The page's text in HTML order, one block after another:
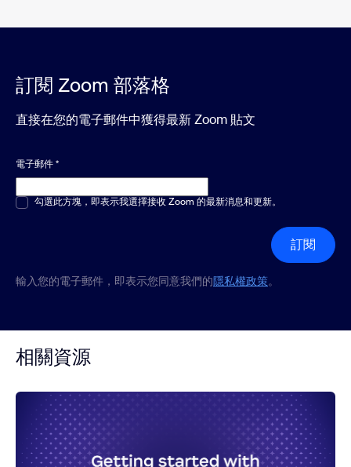
訂閱 Zoom 部落格
直接在您的電子郵件中獲得最新 Zoom 貼文
電子郵件*
多選或單選*
勾選此方塊，即表示我選擇接收 Zoom 的最新消息和更新。
訂閱
輸入您的電子郵件，即表示您同意我們的隱私權政策。
相關資源